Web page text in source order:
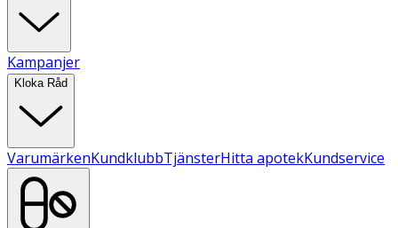
Kampanjer
Kloka Råd
VarumärkenKundklubbTjänsterHitta apotekKundservice